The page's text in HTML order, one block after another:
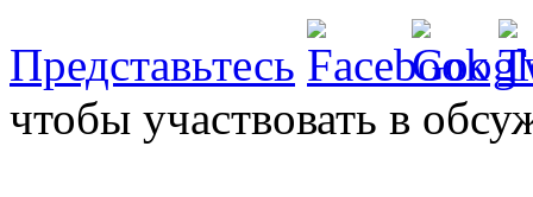
Представьтесь
чтобы участвовать в